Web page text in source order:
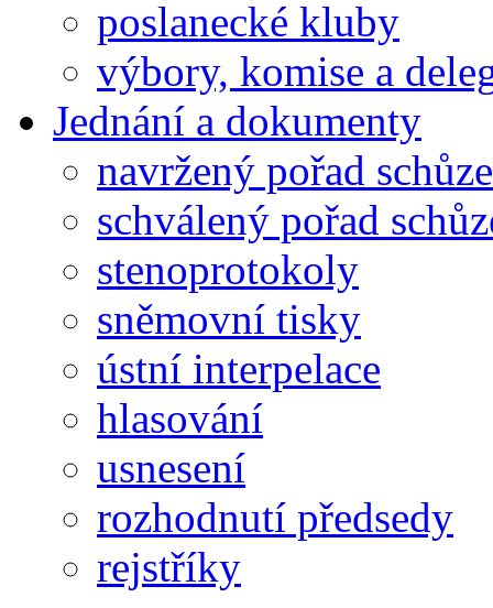
poslanecké kluby
výbory, komise a
Jednání a dokumenty
navržený pořad schůze
schválený pořad
stenoprotokoly
sněmovní tisky
ústní interpelace
hlasování
usnesení
rozhodnutí předsedy
rejstříky